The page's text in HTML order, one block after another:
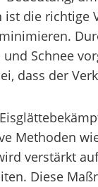
die
Schnee
dass der
Methoden
verstärkt
Diese